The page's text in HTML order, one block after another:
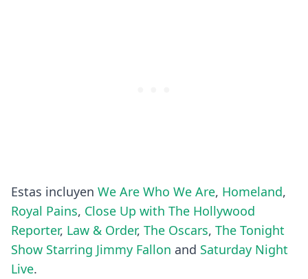
Estas incluyen We Are Who We Are, Homeland,
Royal Pains, Close Up with The Hollywood
Reporter, Law & Order, The Oscars, The Tonight
Show Starring Jimmy Fallon and Saturday Night
Live.